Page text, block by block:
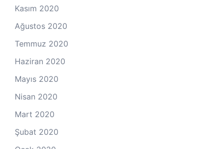
Kasım 2020
Ağustos 2020
Temmuz 2020
Haziran 2020
Mayıs 2020
Nisan 2020
Mart 2020
Şubat 2020